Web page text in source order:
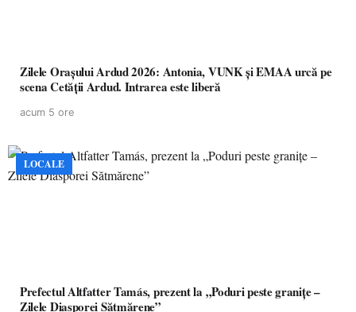
Zilele Orașului Ardud 2026: Antonia, VUNK și EMAA urcă pe
scena Cetății Ardud. Intrarea este liberă
acum 5 ore
LOCALE
Prefectul Altfatter Tamás, prezent la „Poduri peste granițe –
Zilele Diasporei Sătmărene”